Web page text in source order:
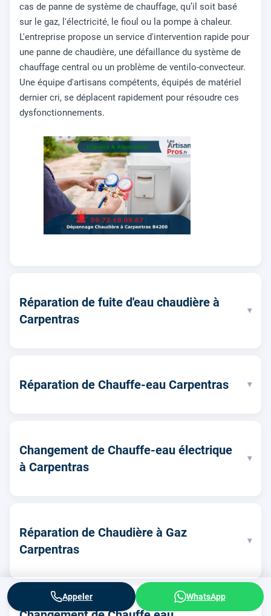
cas de panne de système de chauffage, qu’il soit basé
sur le gaz, l'électricité, le fioul ou la pompe à chaleur.
L'entreprise propose un service d'intervention rapide pour
une panne de chaudière, une défaillance du système de
chauffage central ou un problème de ventilo-convecteur.
Une équipe d'artisans compétents, équipés de matériel
dernier cri, se déplacent rapidement pour résoudre ces
dysfonctionnements.
Réparation de fuite d'eau chaudière à
Carpentras
▾
Réparation de Chauffe-eau Carpentras ▾
Changement de Chauffe-eau électrique
à Carpentras
▾
Réparation de Chaudière à Gaz
Carpentras
▾
Appeler WhatsApp